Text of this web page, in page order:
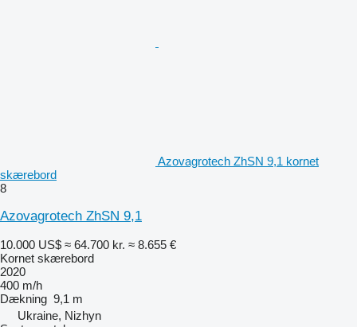
Azovagrotech ZhSN 9,1 kornet
skærebord
8
Azovagrotech ZhSN 9,1
10.000 US$ ≈ 64.700 kr. ≈ 8.655 €
Kornet skærebord
2020
400 m/h
Dækning 9,1 m
Ukraine, Nizhyn